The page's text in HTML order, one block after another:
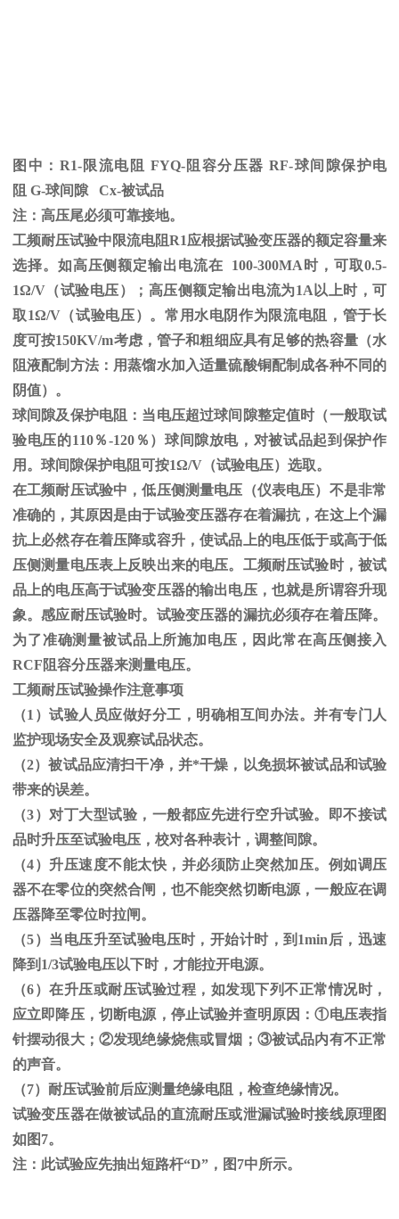
图中： R1-限流电阻 FYQ-阻容分压器 RF-球间隙保护电
阻 G-球间隙 Cx-被试品
注：高压尾必须可靠接地。
工频耐压试验中限流电阻R1应根据试验变压器的额定容量来
选择。如高压侧额定输出电流在 100-300MA 时，可取0.5-
1Ω/V（试验电压）；高压侧额定输出电流为1A 以上时，可
取1Ω/V（试验电压）。常用水电阴作为限流电阻，管于长
度可按150KV/m考虑，管子和粗细应具有足够的热容量（水
阻液配制方法：用蒸馏水加入适量硫酸铜配制成各种不同的
阴值）。
球间隙及保护电阻：当电压超过球间隙整定值时（一般取试
验电压的110％-120％）球间隙放电，对被试品起到保护作
用。球间隙保护电阻可按1Ω/V（试验电压）选取。
在工频耐压试验中，低压侧测量电压（仪表电压）不是非常
准确的，其原因是由于试验变压器存在着漏抗，在这上个漏
抗上必然存在着压降或容升，使试品上的电压低于或高于低
压侧测量电压表上反映出来的电压。工频耐压试验时，被试
品上的电压高于试验变压器的输出电压，也就是所谓容升现
象。感应耐压试验时。试验变压器的漏抗必须存在着压降。
为了准确测量被试品上所施加电压，因此常在高压侧接入
RCF阻容分压器来测量电压。
工频耐压试验操作注意事项
（1 ）试验人员应做好分工，明确相互间办法。并有专门人
监护现场安全及观察试品状态。
（2）被试品应清扫干净，并*干燥，以免损坏被试品和试验
带来的误差。
（3）对丁大型试验，一般都应先进行空升试验。即不接试
品时升压至试验电压，校对各种表计，调整间隙。
（4）升压速度不能太快，并必须防止突然加压。例如调压
器不在零位的突然合闸，也不能突然切断电源，一般应在调
压器降至零位时拉闸。
（5）当电压升至试验电压时，开始计时，到 1min 后，迅速
降到 1/3试验电压以下时，才能拉开电源。
（6）在升压或耐压试验过程，如发现下列不正常情况时，
应立即降压，切断电源，停止试验并查明原因：①电压表指
针摆动很大； ②发现绝缘烧焦或冒烟； ③被试品内有不正常
的声音。
（7）耐压试验前后应测量绝缘电阻，检查绝缘情况。
试验变压器在做被试品的直流耐压或泄漏试验时接线原理图
如图 7。
注：此试验应先抽出短路杆“D”，图 7中所示。